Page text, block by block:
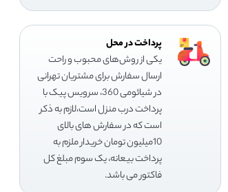
پرداخت در محل
یکی از روش‌های محبوب و راحت
ارسال سفارش برای مشتریان تهرانی
در شیائومی 360، سرویس پیک با
پرداخت درب منزل است،لازم به ذکر
است که در سفارش های بالای
10میلیون تومان خریدار ملزم به
پرداخت بیعانه، یک سوم مبلغ کل
فاکتور می باشد.